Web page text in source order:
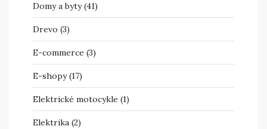
Domy a byty(41)
Drevo (3)
E-commerce (3)
E-shopy(17)
Elektrické motocykle (1)
Elektrika (2)